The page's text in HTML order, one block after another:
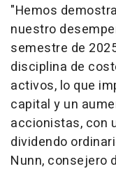
"Hemos
nuestro
semestre de
disciplina de
activos, lo que
capital y un
accionistas, con
dividendo
Nunn, consejero